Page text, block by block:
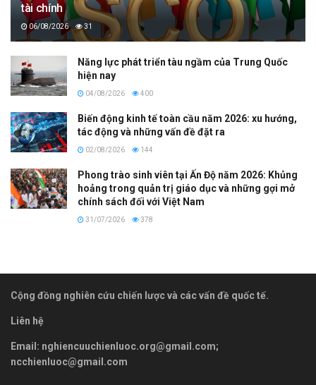
tài chính
06/08/2026 31
Năng lực phát triển tàu ngầm của Trung Quốc
hiện nay
04/08/2026 400
Biến động kinh tế toàn cầu năm 2026: xu hướng,
tác động và những vấn đề đặt ra
02/08/2026 144
Phong trào sinh viên tại Ấn Độ năm 2026: Khủng
hoảng trong quản trị giáo dục và những gợi mở
chính sách đối với Việt Nam
31/07/2026 378
Cộng đồng nghiên cứu chiến lược và các vấn đề quốc tế.
Liên hệ
Email: nghiencuuchienluoc.org@gmail.com;
ncchienluoc@gmail.com